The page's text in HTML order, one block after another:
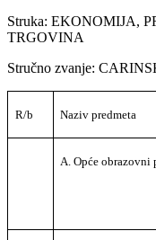
Struka: EKONOMIJA,
TRGOVINA
Stručno zvanje:
R/b Naziv predmeta
A. Opće obrazovni